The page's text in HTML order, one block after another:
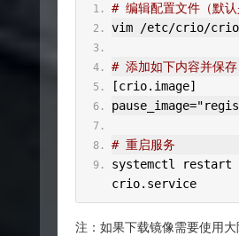
# 编辑配置文件（默认
vim /etc/crio/crio
# 添加如下内容并保存
[crio. image]
pause_image=
# 重启服务
systemctl restart
crio. service
注：如果下载镜像需要使用大